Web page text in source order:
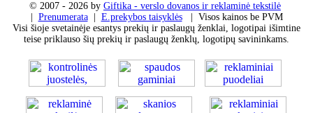
© 2007 - 2026 by Giftika - verslo dovanos ir reklaminė tekstilė
Prenumerata| E.prekybos taisyklės| Visos kainos be PVM
Visi šioje svetainėje esantys prekių ir paslaugų ženklai, logotipai išimtine
teise priklauso šių prekių ir paslaugų ženklų, logotipų savininkams.